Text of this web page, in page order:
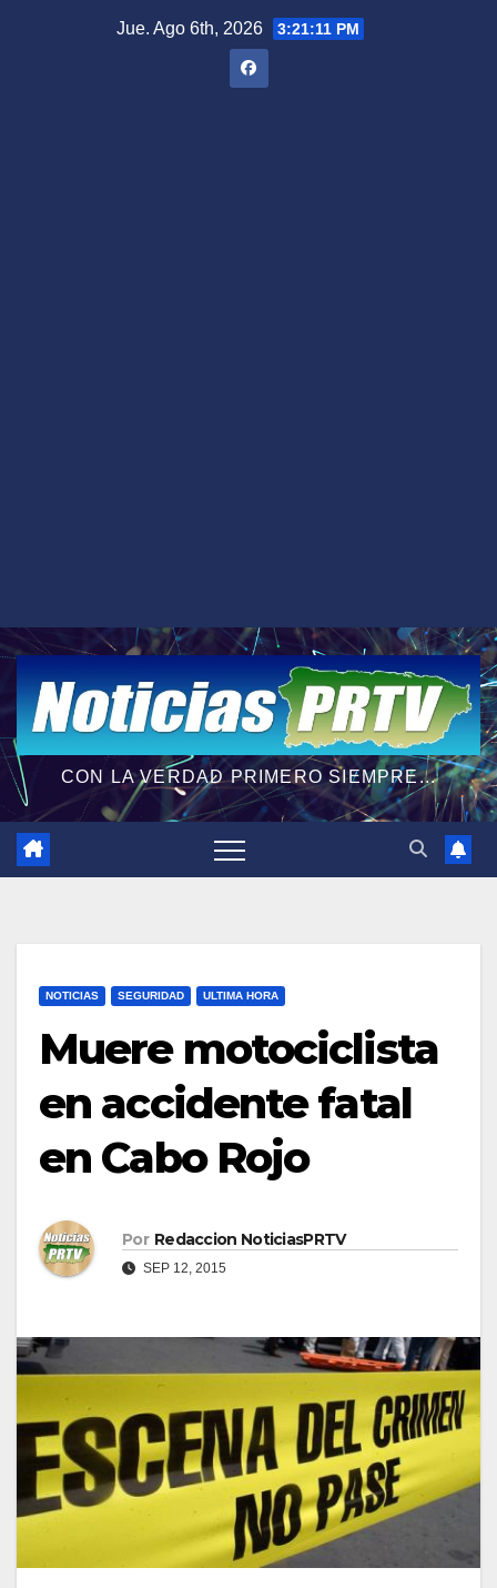
Jue. Ago 6th, 2026 3:21:12 PM
CON LA VERDAD PRIMERO SIEMPRE...
NOTICIAS SEGURIDAD ULTIMA HORA
Muere motociclista
en accidente fatal
en Cabo Rojo
Por Redaccion NoticiasPRTV
SEP 12, 2015